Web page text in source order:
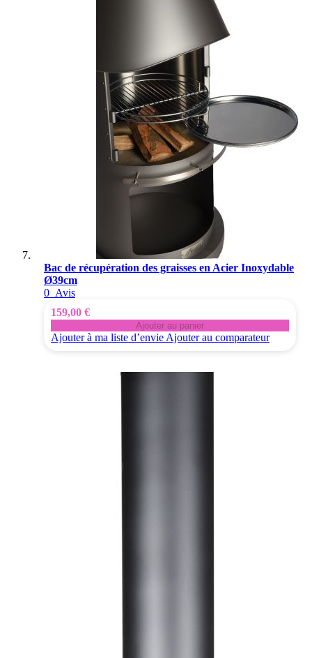
Bac de récupération des graisses en Acier Inoxydable
Ø39cm
0 Avis
159,00 €
Ajouter au panier
Ajouter à ma liste d’envie Ajouter au comparateur